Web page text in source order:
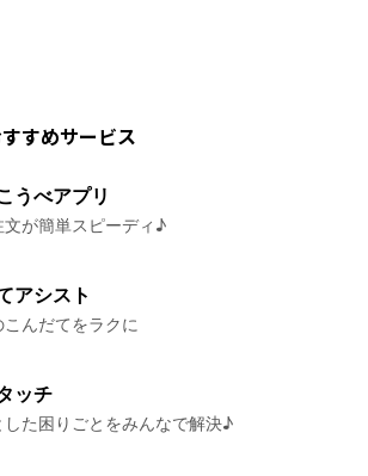
すめサービス
うべアプリ
が簡単スピーディ♪
アシスト
んだてをラクに
ッチ
した困りごとをみんなで解決♪